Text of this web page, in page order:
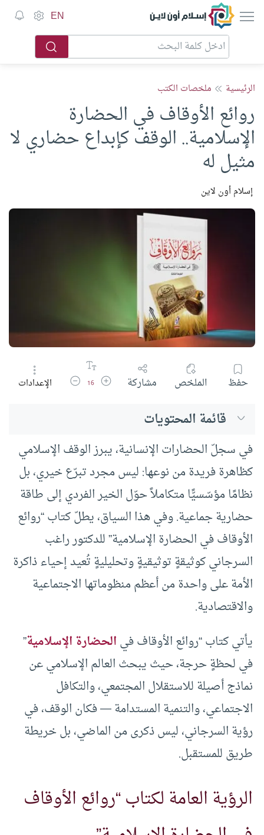
إسلام أون لاين EN
الرئيسية ملخصات الكتب
روائع الأوقاف في الحضارة
الإسلامية.. الوقف كإبداع حضاري لا
مثيل له
إسلام أون لاين
حفظ الملخص مشاركة زيادة حجم الخط
16 تقليل حجم الخط
الإعدادات
قائمة المحتويات
في سجلّ الحضارات الإنسانية، يبرز الوقف الإسلامي
كظاهرة فريدة من نوعها: ليس مجرد تبرّع خيري، بل
نظامًا مؤسّسيًّا متكاملاً حوّل الخير الفردي إلى طاقة
حضارية جماعية. وفي هذا السياق، يطلّ كتاب “روائع
الأوقاف في الحضارة الإسلامية” للدكتور راغب
السرجاني كوثيقةٍ توثيقيةٍ وتحليليةٍ تُعيد إحياء ذاكرة
الأمة على واحدة من أعظم منظوماتها الاجتماعية
والاقتصادية.
يأتي كتاب “روائع الأوقاف فيالحضارة الإسلامية”
في لحظةٍ حرجة، حيث يبحث العالم الإسلامي عن
نماذج أصيلة للاستقلال المجتمعي، والتكافل
الاجتماعي، والتنمية المستدامة — فكان الوقف، في
رؤية السرجاني، ليس ذكرى من الماضي، بل خريطة
طريق للمستقبل.
الرؤية العامة لكتاب “روائع الأوقاف